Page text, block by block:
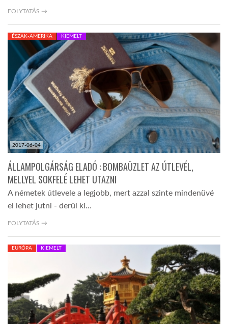
FOLYTATÁS →
2017-06-04
ÉSZAK-AMERIKA KIEMELT
ÁLLAMPOLGÁRSÁG ELADÓ : BOMBAÜZLET AZ ÚTLEVÉL,
MELLYEL SOKFELÉ LEHET UTAZNI
A németek útlevele a legjobb, mert azzal szinte mindenüvé
el lehet jutni - derül ki…
FOLYTATÁS →
EURÓPA KIEMELT